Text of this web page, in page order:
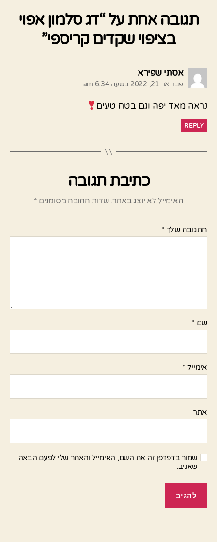
תגובה אחת על “דג סלמון אפוי
בציפוי שקדים קריספי”
אסתי שפירא
פברואר 21, 2022 בשעה 6:34 am
נראה מאד יפה וגם בטח טעים
REPLY
כתיבת תגובה
האימייל לא יוצג באתר. שדות החובה מסומנים *
התגובה שלך *
שם *
אימייל *
אתר
שמור בדפדפן זה את השם, האימייל והאתר שלי לפעם הבאה
שאגיב.